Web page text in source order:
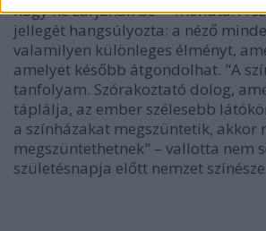
hogy ne zárjanak be" - mondta. A
jellegét hangsúlyozta: a néző
valamilyen különleges élményt,
amelyet később átgondolhat. "A
tanfolyam. Szórakoztató dolog,
táplálja, az ember szélesebb
a színházakat megszüntetik, akkor
megszüntethetnek" – vallotta nem
születésnapja előtt nemzet